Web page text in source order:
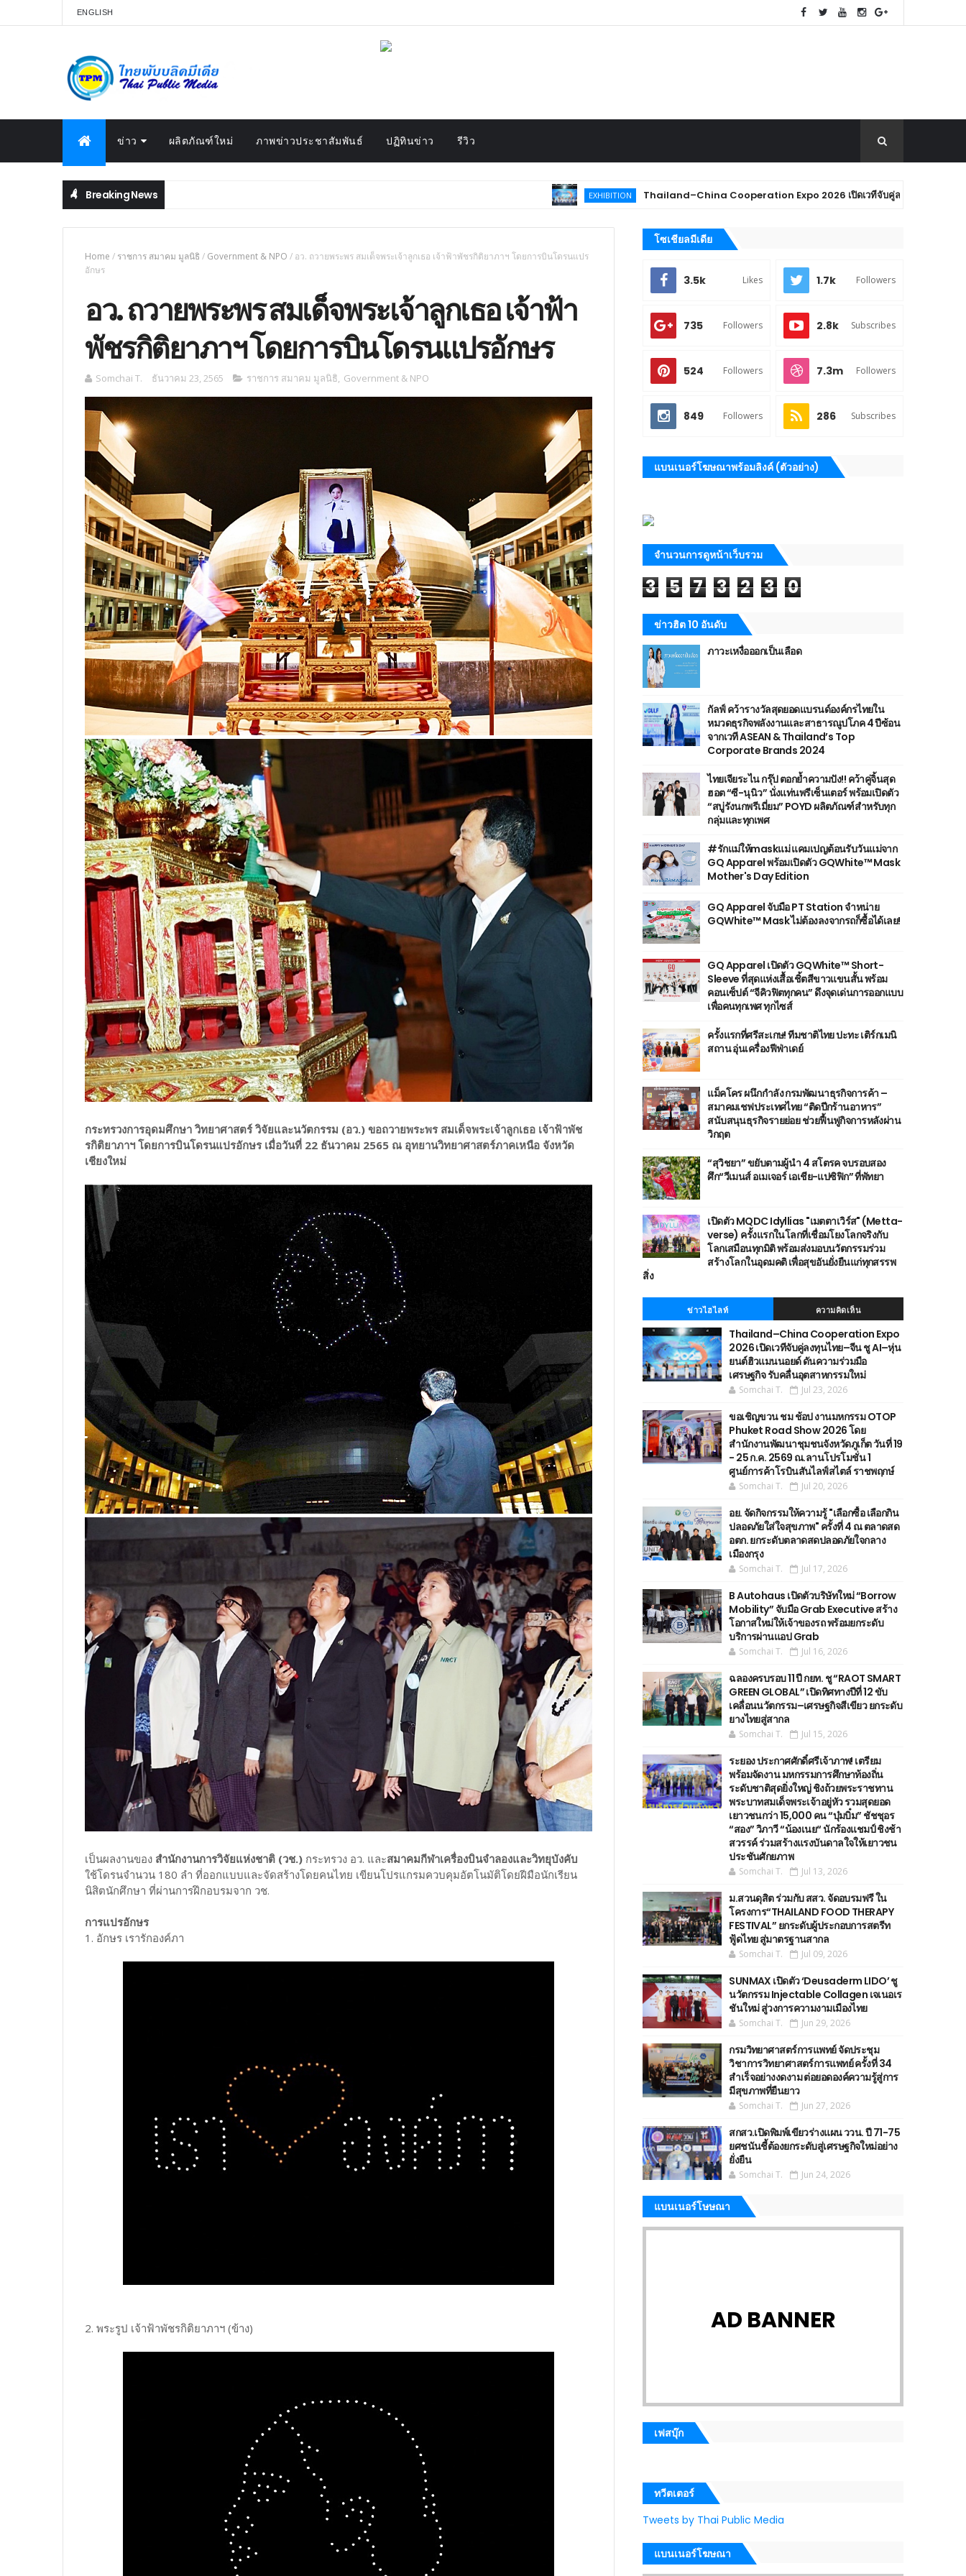
ENGLISH
ข่าว ผลิตภัณฑ์ใหม่ ภาพข่าวประชาสัมพันธ์ ปฏิทินข่าว รีวิว
Breaking News EXHIBITION Thailand–China Cooperation Expo 2026 เปิดเวทีจับคู่ลงทุนไทย–จีน ชู AI–หุ่นยนต์ฮิ
Home / ราชการ สมาคม มูลนิธิ / Government & NPO / อว. ถวายพระพร สมเด็จพระเจ้าลูกเธอ เจ้าฟ้าพัชรกิติยาภาฯ โดยการบินโดรนแปร
อักษร
อว. ถวายพระพร สมเด็จพระเจ้าลูกเธอ เจ้าฟ้า
พัชรกิติยาภาฯ โดยการบินโดรนแปรอักษร
Somchai T. ธันวาคม 23, 2565 ราชการ สมาคม มูลนิธิ, Government & NPO
กระทรวงการอุดมศึกษา วิทยาศาสตร์ วิจัยและนวัตกรรม (อว.) ขอถวายพระพร สมเด็จพระเจ้าลูกเธอ เจ้าฟ้าพัช
รกิติยาภาฯ โดยการบินโดรนแปรอักษร เมื่อวันที่ 22 ธันวาคม 2565 ณ อุทยานวิทยาศาสตร์ภาคเหนือ จังหวัด
เชียงใหม่
เป็นผลงานของ สำนักงานการวิจัยแห่งชาติ (วช.) กระทรวง อว. และสมาคมกีฬาเครื่องบินจำลองและวิทยุบังคับ
ใช้โดรนจำนวน 180 ลำ ที่ออกแบบและจัดสร้างโดยคนไทย เขียนโปรแกรมควบคุมอัตโนมัติโดยฝีมือนักเรียน
นิสิตนักศึกษา ที่ผ่านการฝึกอบรมจาก วช.
การแปรอักษร
1. อักษร เรารักองค์ภา
2. พระรูป เจ้าฟ้าพัชรกิติยาภาฯ (ข้าง)
โซเชียลมีเดีย
3.5k Likes 1.7k Followers
735 Followers 2.8k Subscribes
524 Followers 7.3m Followers
849 Followers 286 Subscribes
แบนเนอร์โฆษณาพร้อมลิงค์ (ตัวอย่าง)
จำนวนการดูหน้าเว็บรวม
3 5 7 3 2 3 0
ข่าวฮิต 10 อันดับ
ภาวะเหงื่อออกเป็นเลือด
กัลฟ์ คว้ารางวัลสุดยอดแบรนด์องค์กรไทยใน
หมวดธุรกิจพลังงานและสาธารณูปโภค 4 ปีซ้อน
จากเวที ASEAN & Thailand’s Top
Corporate Brands 2024
ไทยเจียระไน กรุ๊ป ตอกย้ำความปัง!! คว้าคู่จิ้นสุด
ฮอต “ซี-นุนิว” นั่งแท่นพรีเซ็นเตอร์ พร้อมเปิดตัว
“สบู่รังนกพรีเมี่ยม” POYD ผลิตภัณฑ์สำหรับทุก
กลุ่มและทุกเพศ
#รักแม่ให้maskแม่ แคมเปญต้อนรับวันแม่จาก
GQ Apparel พร้อมเปิดตัว GQWhite™ Mask
Mother's Day Edition
GQ Apparel จับมือ PT Station จำหน่าย
GQWhite™ Mask ไม่ต้องลงจากรถก็ซื้อได้เลย!
GQ Apparel เปิดตัว GQWhite™ Short-
Sleeve ที่สุดแห่งเสื้อเชิ้ตสีขาวแขนสั้น พร้อม
คอนเซ็ปต์ “จีคิวฟิตทุกคน” ดึงจุดเด่นการออกแบบ
เพื่อคนทุกเพศ ทุกไซส์
ครั้งแรกที่ศรีสะเกษ! ทีมชาติไทย ปะทะ เติร์กเมนิ
สถาน อุ่นเครื่องฟีฟ่าเดย์
แม็คโคร ผนึกกำลัง กรมพัฒนาธุรกิจการค้า –
สมาคมเชฟประเทศไทย “ติดปีกร้านอาหาร”
สนับสนุนธุรกิจรายย่อย ช่วยฟื้นฟูกิจการหลังผ่าน
วิกฤต
“สุวิชยา” ขยับตามผู้นำ 4 สโตรค จบรอบสอง
ศึก“วีเมนส์ อเมเจอร์ เอเชีย-แปซิฟิก” ที่พัทยา
เปิดตัว MQDC Idyllias "เมตตาเวิร์ส" (Metta-
verse) ครั้งแรกในโลกที่เชื่อมโยงโลกจริงกับ
โลกเสมือนทุกมิติ พร้อมส่งมอบนวัตกรรมร่วม
สร้างโลกในอุดมคติ เพื่อสุขอันยั่งยืนแก่ทุกสรรพ
สิ่ง
ข่าวไฮไลท์ ความคิดเห็น
Thailand–China Cooperation Expo
2026 เปิดเวทีจับคู่ลงทุนไทย–จีน ชู AI–หุ่น
ยนต์ฮิวแมนนอยด์ ดันความร่วมมือ
เศรษฐกิจ รับคลื่นอุตสาหกรรมใหม่
Somchai T. Jul 23, 2026
ขอเชิญขวน ชม ช้อป งานมหกรรม OTOP
Phuket Road Show 2026 โดย
สำนักงานพัฒนาชุมชนจังหวัดภูเก็ต วันที่ 19
- 25 ก.ค. 2569 ณ.ลานโปรโมชั่น 1
ศูนย์การค้าโรบินสันไลฟ์สไตล์ ราชพฤกษ์
Somchai T. Jul 20, 2026
อย. จัดกิจกรรมให้ความรู้ "เลือกซื้อ เลือกกิน
ปลอดภัยใส่ใจสุขภาพ" ครั้งที่ 4 ณ ตลาดสด
อตก. ยกระดับตลาดสดปลอดภัยใจกลาง
เมืองกรุง
Somchai T. Jul 17, 2026
B Autohaus เปิดตัวบริษัทใหม่ “Borrow
Mobility” จับมือ Grab Executive สร้าง
โอกาสใหม่ให้เจ้าของรถ พร้อมยกระดับ
บริการผ่านแอป Grab
Somchai T. Jul 16, 2026
ฉลองครบรอบ 11 ปี กยท. ชู “RAOT SMART
GREEN GLOBAL” เปิดทิศทางปีที่ 12 ขับ
เคลื่อนนวัตกรรม–เศรษฐกิจสีเขียว ยกระดับ
ยางไทยสู่สากล
Somchai T. Jul 15, 2026
ระยอง ประกาศศักดิ์ศรีเจ้าภาพ! เตรียม
พร้อมจัดงาน มหกรรมการศึกษาท้องถิ่น
ระดับชาติสุดยิ่งใหญ่ ชิงถ้วยพระราชทาน
พระบาทสมเด็จพระเจ้าอยู่หัว รวมสุดยอด
เยาวชนกว่า 15,000 คน “บุ๋มบิ๋ม” ชัชชุอร
“สอง” วิภาวี “น้องเนย“ นักร้องแชมป์ ชิงช้า
สวรรค์ ร่วมสร้างแรงบันดาลใจให้เยาวชน
ประชันศักยภาพ
Somchai T. Jul 13, 2026
ม.สวนดุสิต ร่วมกับ สสว. จัดอบรมฟรี ใน
โครงการ“THAILAND FOOD THERAPY
FESTIVAL” ยกระดับผู้ประกอบการสตรีท
ฟู้ดไทย สู่มาตรฐานสากล
Somchai T. Jul 09, 2026
SUNMAX เปิดตัว ‘Deusaderm LIDO’ ชู
นวัตกรรม Injectable Collagen เจเนอเร
ชันใหม่ สู่วงการความงามเมืองไทย
Somchai T. Jun 29, 2026
กรมวิทยาศาสตร์การแพทย์ จัดประชุม
วิชาการวิทยาศาสตร์การแพทย์ ครั้งที่ 34
สำเร็จอย่างงดงาม ต่อยอดองค์ความรู้สู่การ
มีสุขภาพที่ยืนยาว
Somchai T. Jun 27, 2026
สกสว.เปิดพิมพ์เขียวร่างแผน ววน. ปี 71-75
ยศชนันชี้ต้องยกระดับสู่เศรษฐกิจใหม่อย่าง
ยั่งยืน
Somchai T. Jun 24, 2026
แบนเนอร์โษษณา
AD BANNER
เฟสบุ๊ก
ทวีตเตอร์
Tweets by Thai Public Media
แบนเนอร์โฆษณา